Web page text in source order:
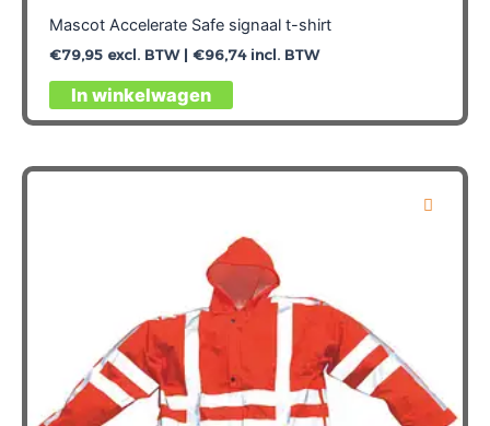
Mascot Accelerate Safe signaal t-shirt
€79,95excl. BTW | €96,74incl. BTW
In winkelwagen
Dit
product
meerdere
optie
kan
gekozen
worden
de
productpagina